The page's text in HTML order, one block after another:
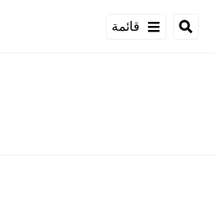
قائمة